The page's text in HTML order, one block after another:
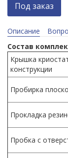
Под заказ
Описание
Состав
Крышка
конструкции
Пробирка
Прокладка
Пробка с